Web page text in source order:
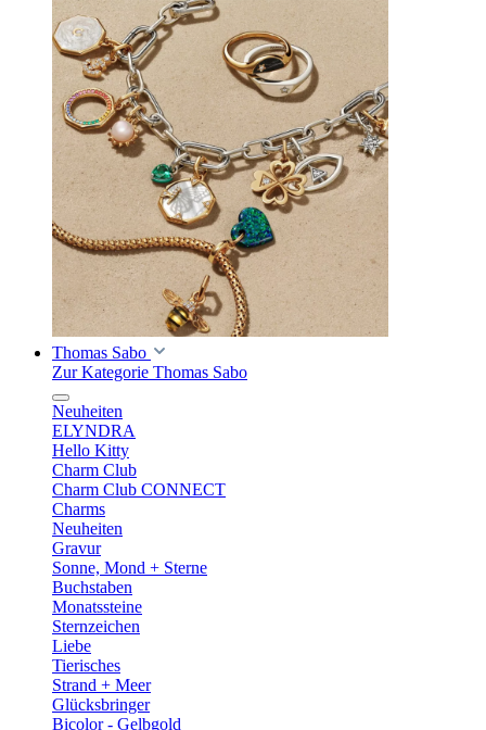
Thomas Sabo
Zur Kategorie Thomas Sabo
Neuheiten
ELYNDRA
Hello Kitty
Charm Club
Charm Club CONNECT
Charms
Neuheiten
Gravur
Sonne, Mond + Sterne
Buchstaben
Monatssteine
Sternzeichen
Liebe
Tierisches
Strand + Meer
Glücksbringer
Bicolor - Gelbgold